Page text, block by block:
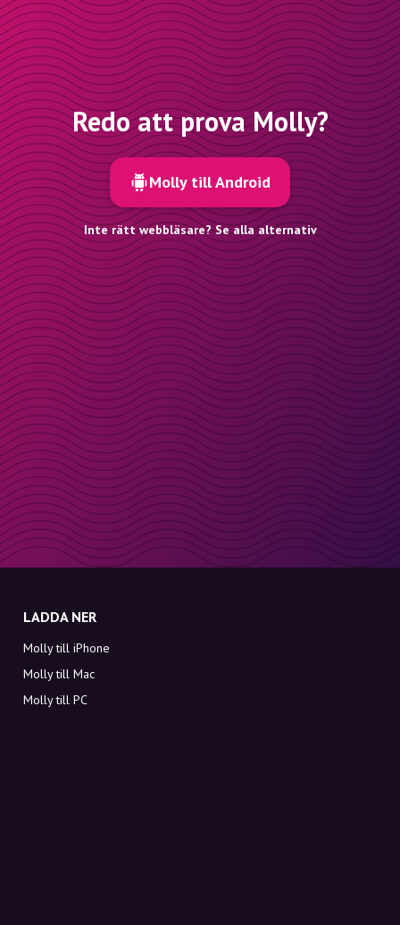
Redo att prova Molly?
Molly till Android
Inte rätt webbläsare? Se alla alternativ
LADDA NER
Molly till iPhone
Molly till Mac
Molly till PC